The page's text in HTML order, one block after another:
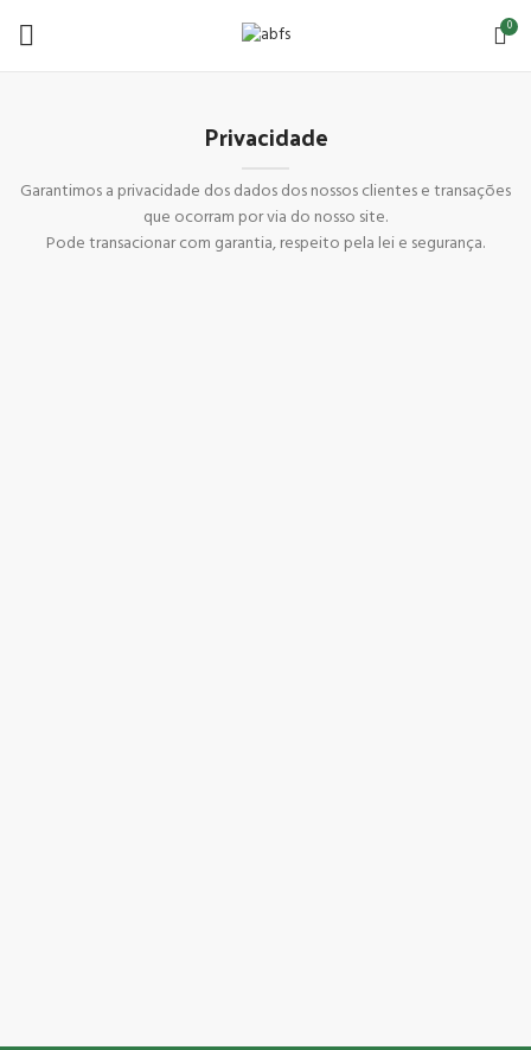
0
Privacidade
Garantimos a privacidade dos dados dos nossos clientes e transações
que ocorram por via do nosso site.
Pode transacionar com garantia, respeito pela lei e segurança.